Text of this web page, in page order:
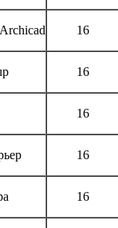
16
16
16
16
16